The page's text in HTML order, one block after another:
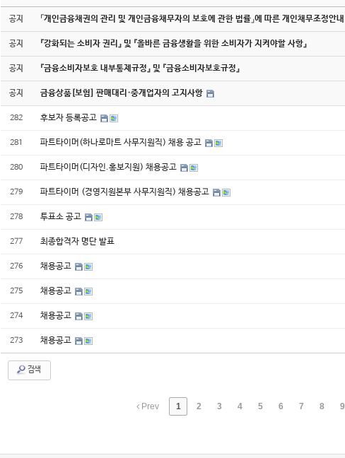
공지 「개인금융채권의 관리 및 개인금융채무자의 보호에 관한 법률」에 따른 개인채무조정안내
공지 『강화되는 소비자 권리』 및 『올바른 금융생활을 위한 소비자가 지켜야할 사항』
공지 『금융소비자보호 내부통제규정』 및 『금융소비자보호규정』
공지 금융상품[보험] 판매대리·중개업자의 고지사항
282 후보자 등록공고
281 파트타이머(하나로마트 사무지원직) 채용 공고
280 파트타이머(디자인.홍보지원) 채용공고
279 파트타이머 (경영지원본부 사무지원직) 채용공고
278 투표소 공고
277 최종합격자 명단 발표
276 채용공고
275 채용공고
274 채용공고
273 채용공고
검색
Prev 1 2 3 4 5 6 7 8 9